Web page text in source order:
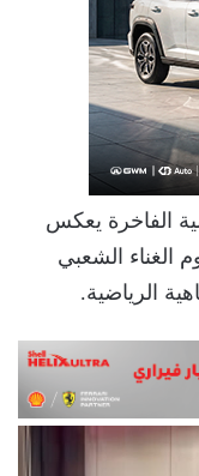
الفاخرة يعكس
الغناء الشعبي
الرياضية.